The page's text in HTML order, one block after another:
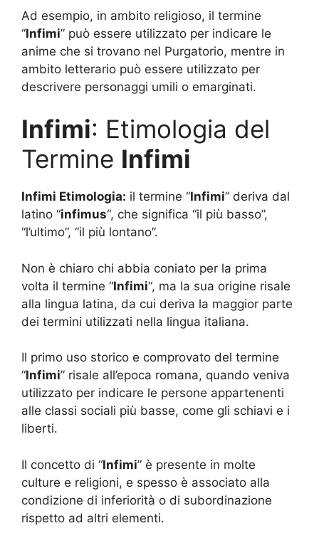
Ad esempio, in ambito religioso, il termine
“Infimi” può essere utilizzato per indicare le
anime che si trovano nel Purgatorio, mentre in
ambito letterario può essere utilizzato per
descrivere personaggi umili o emarginati.
Infimi: Etimologia del
Termine Infimi
Infimi Etimologia: il termine “Infimi” deriva dal
latino “infimus“, che significa “il più basso”,
“l’ultimo”, “il più lontano”.
Non è chiaro chi abbia coniato per la prima
volta il termine “Infimi“, ma la sua origine risale
alla lingua latina, da cui deriva la maggior parte
dei termini utilizzati nella lingua italiana.
Il primo uso storico e comprovato del termine
“Infimi” risale all’epoca romana, quando veniva
utilizzato per indicare le persone appartenenti
alle classi sociali più basse, come gli schiavi e i
liberti.
Il concetto di “Infimi” è presente in molte
culture e religioni, e spesso è associato alla
condizione di inferiorità o di subordinazione
rispetto ad altri elementi.